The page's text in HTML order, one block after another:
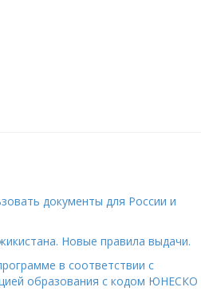
документы для России и
Новые правила выдачи.
в соответствии с
образования с кодом ЮНЕСКО